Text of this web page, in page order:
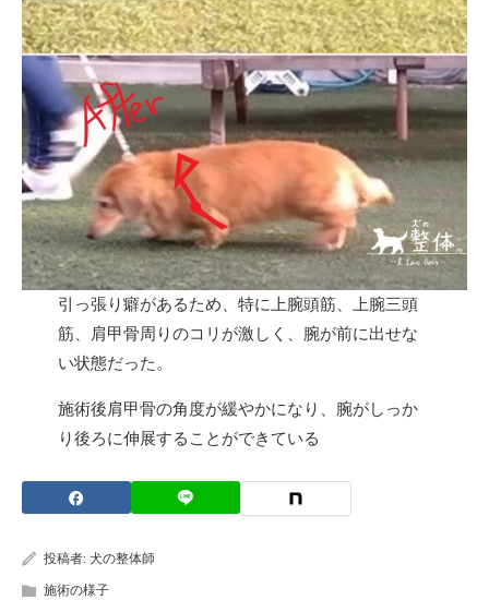
引っ張り癖があるため、特に上腕頭筋、上腕三頭
筋、肩甲骨周りのコリが激しく、腕が前に出せな
い状態だった。
施術後肩甲骨の角度が緩やかになり、腕がしっか
り後ろに伸展することができている
投稿者: 犬の整体師
施術の様子